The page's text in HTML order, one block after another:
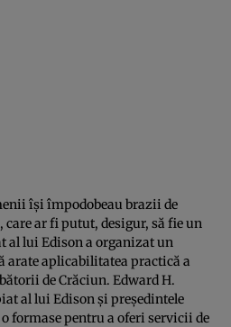
își împodobeau brazii de
ar fi putut, desigur, să fie un
al lui Edison a organizat un
arate aplicabilitatea practică a
de Crăciun. Edward H.
al lui Edison și președintele
formase pentru a oferi servicii de